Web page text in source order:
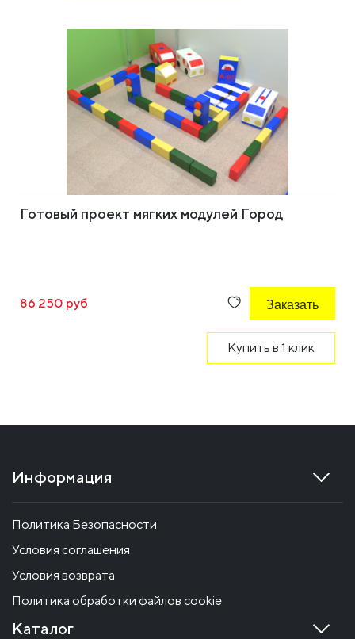
Готовый проект мягких модулей Город
86 250 руб Заказать
Купить в 1 клик
Информация
Политика Безопасности
Условия соглашения
Условия возврата
Политика обработки файлов cookie
Каталог